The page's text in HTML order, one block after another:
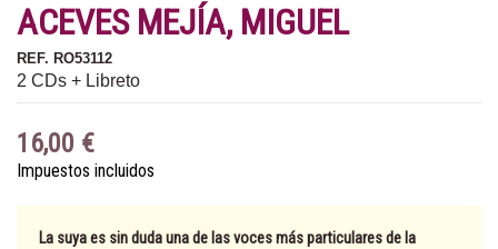
ACEVES MEJÍA, MIGUEL
REF. RO53112
2 CDs + Libreto
16,00 €
Impuestos incluidos
La suya es sin duda una de las voces más particulares de la